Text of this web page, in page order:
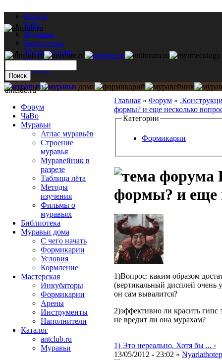
Форум
ЧаВо
Муравьи
Библиотека
Муравьи дома
Мастерская
Каталог
Главная » Форум »
формы? и еще несколько
Категории
Формикарии
формы? и еще
1)Вопрос: каким образом
(вертикальный дисплей очень
он сам вывалится?
2)эффективно ли красить гипс
не вредит ли она мурахам?
1) Это нереально. Хотя бы ... ›
13/05/2012 - 23:02 » Nyarlathotep
antclub.ru
Форум
ЧаВо
Муравьи
Атлас муравьёв
Строение
муравья
Муравейник в
разрезе
Таблица лёта
Методы
изучения
Фильмы о
муравьях
Библиотека
Муравьи дома
С чего начать
Формикарии
Условия
Кормление
Мастерская
Инкубаторы
Формикарии
Арены
Инструменты
Наполнители
Каталог
antclub.ru
Муравьи